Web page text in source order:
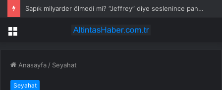
Sapık milyarder ölmedi mi? “Jeffrey” diye seslenince paniğe kapılıp gaza bastı
Menü
Anasayfa / Seyahat
Seyahat